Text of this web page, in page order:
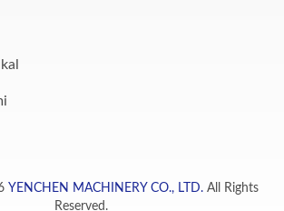
YENCHEN MACHINERY CO., LTD. All Rights
Reserved.